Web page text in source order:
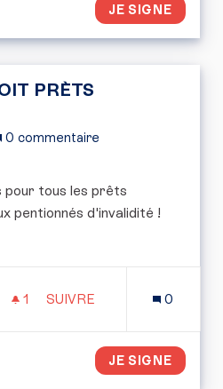
JE SIGNE
PRÈTS
0 commentaire
pour tous les prêts
pentionnés d'invalidité !
1 1 ABONNÉ
SUIVRE
0
JE SIGNE